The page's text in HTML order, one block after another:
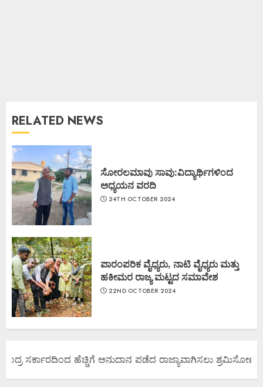
RELATED NEWS
ಸೋರಲಮಾವು ಸಾವು:ವಿದ್ಯಾರ್ಥಿಗಳಿಂದ
ಅಧ್ಯಯನ ವರದಿ
24TH OCTOBER 2024
ಪಾರಂಪರಿಕ ವೈಧ್ಯರು, ನಾಟಿ ವೈಧ್ಯರು ಮತ್ತು
ಹಕೀಮರ ರಾಜ್ಯ ಮಟ್ಟದ ಸಮಾವೇಶ
22ND OCTOBER 2024
ಸರ್ಕಾರದಿಂದ ಹೆಚ್ಚಿಗೆ ಅನುದಾನ ಪಡೆದ ರಾಜ್ಯಾವಾಗಿಸಲು ಶ್ರಮಿಸೋಣ ಬನ್ನಿ.